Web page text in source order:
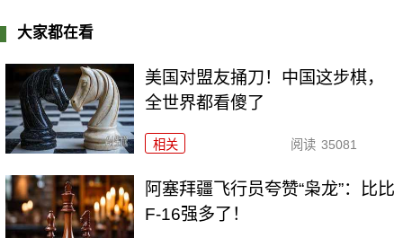
大家都在看
美国对盟友捅刀！中国这步棋，
全世界都看傻了
相关 阅读 35081
阿塞拜疆飞行员夸赞“枭龙”：比比
F-16强多了！